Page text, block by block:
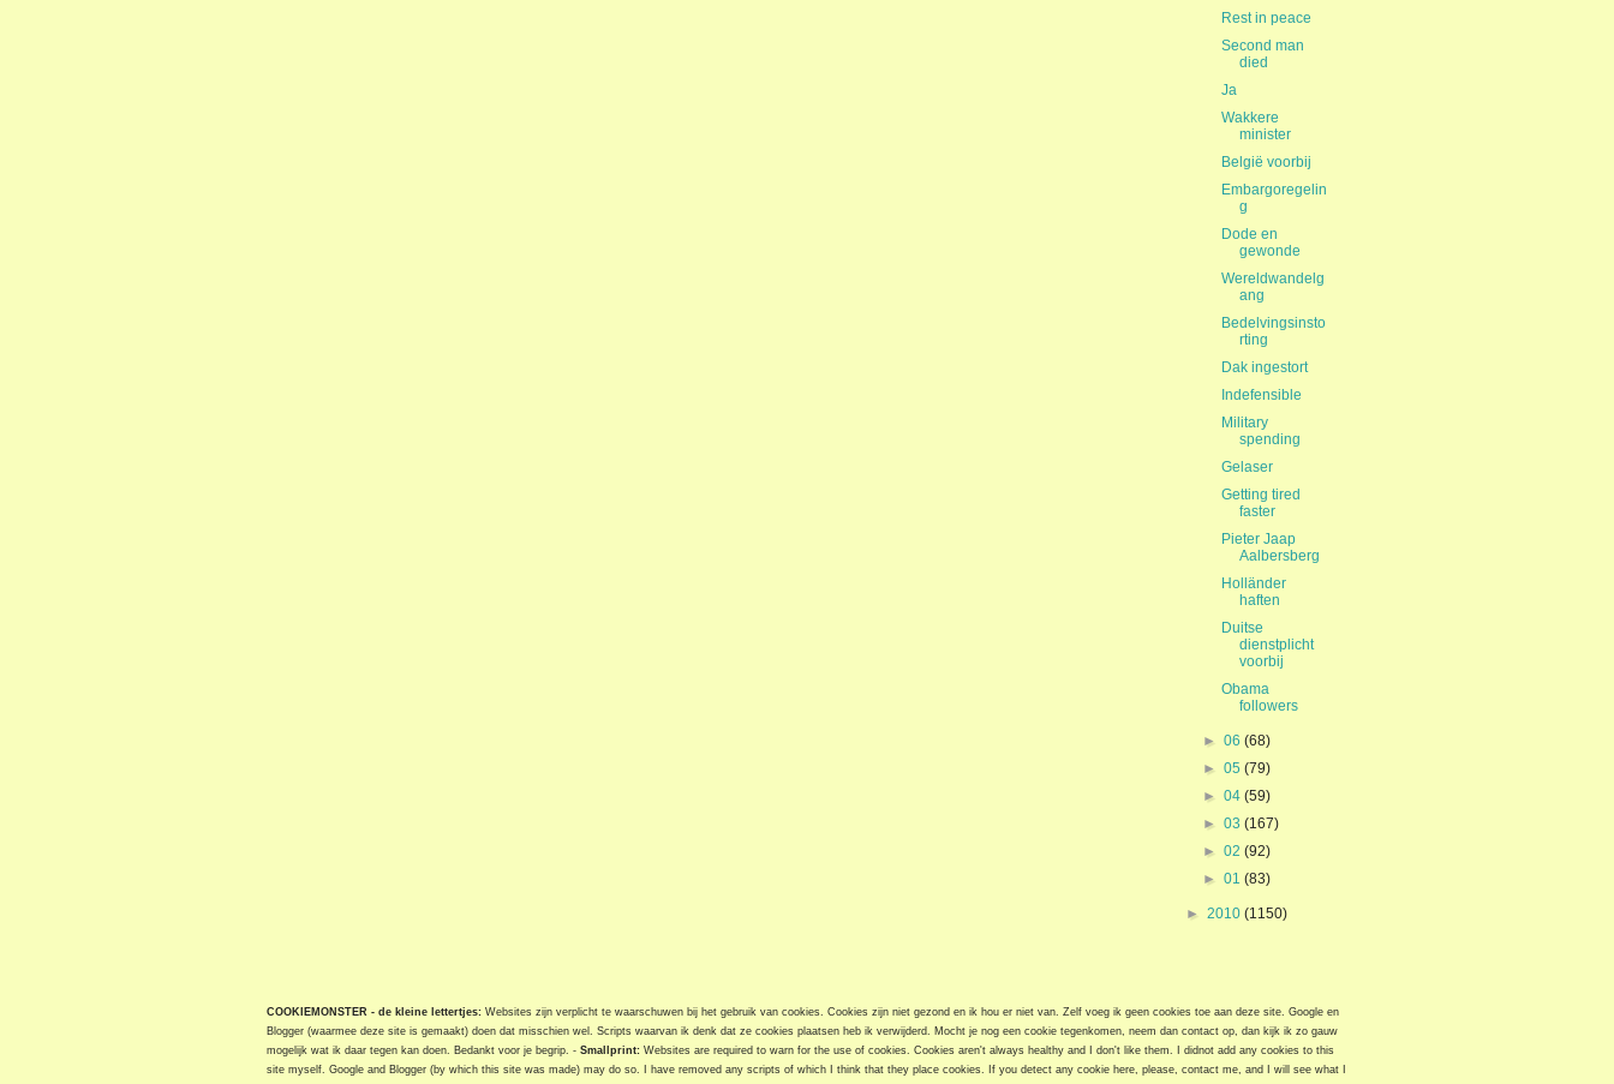
Rest in peace
Second man
died
Ja
Wakkere
minister
België voorbij
Embargoregelin
g
Dode en
gewonde
Wereldwandelg
ang
Bedelvingsinsto
rting
Dak ingestort
Indefensible
Military
spending
Gelaser
Getting tired
faster
Pieter Jaap
Aalbersberg
Holländer
haften
Duitse
dienstplicht
voorbij
Obama
followers
►06(68)
►05(79)
►04(59)
►03(167)
►02(92)
►01(83)
► 2010 (1150)
COOKIEMONSTER - de kleine lettertjes: Websites zijn verplicht te waarschuwen bij het gebruik van cookies. Cookies zijn niet gezond en ik hou er niet van. Zelf voeg ik geen cookies toe aan deze site. Google en
Blogger (waarmee deze site is gemaakt) doen dat misschien wel. Scripts waarvan ik denk dat ze cookies plaatsen heb ik verwijderd. Mocht je nog een cookie tegenkomen, neem dan contact op, dan kijk ik zo gauw
mogelijk wat ik daar tegen kan doen. Bedankt voor je begrip. - Smallprint: Websites are required to warn for the use of cookies. Cookies aren't always healthy and I don't like them. I didnot add any cookies to this
site myself. Google and Blogger (by which this site was made) may do so. I have removed any scripts of which I think that they place cookies. If you detect any cookie here, please, contact me, and I will see what I